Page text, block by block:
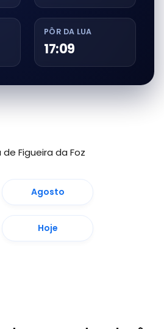
PÔR DA LUA
17:09
Figueira da Foz
Agosto
Hoje